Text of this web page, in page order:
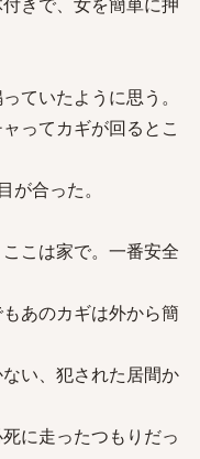
ていたように思う。
ってカギが回るとこ
が合った。
こは家で。一番安全
あのカギは外から簡
い、犯された居間か
に走ったつもりだっ